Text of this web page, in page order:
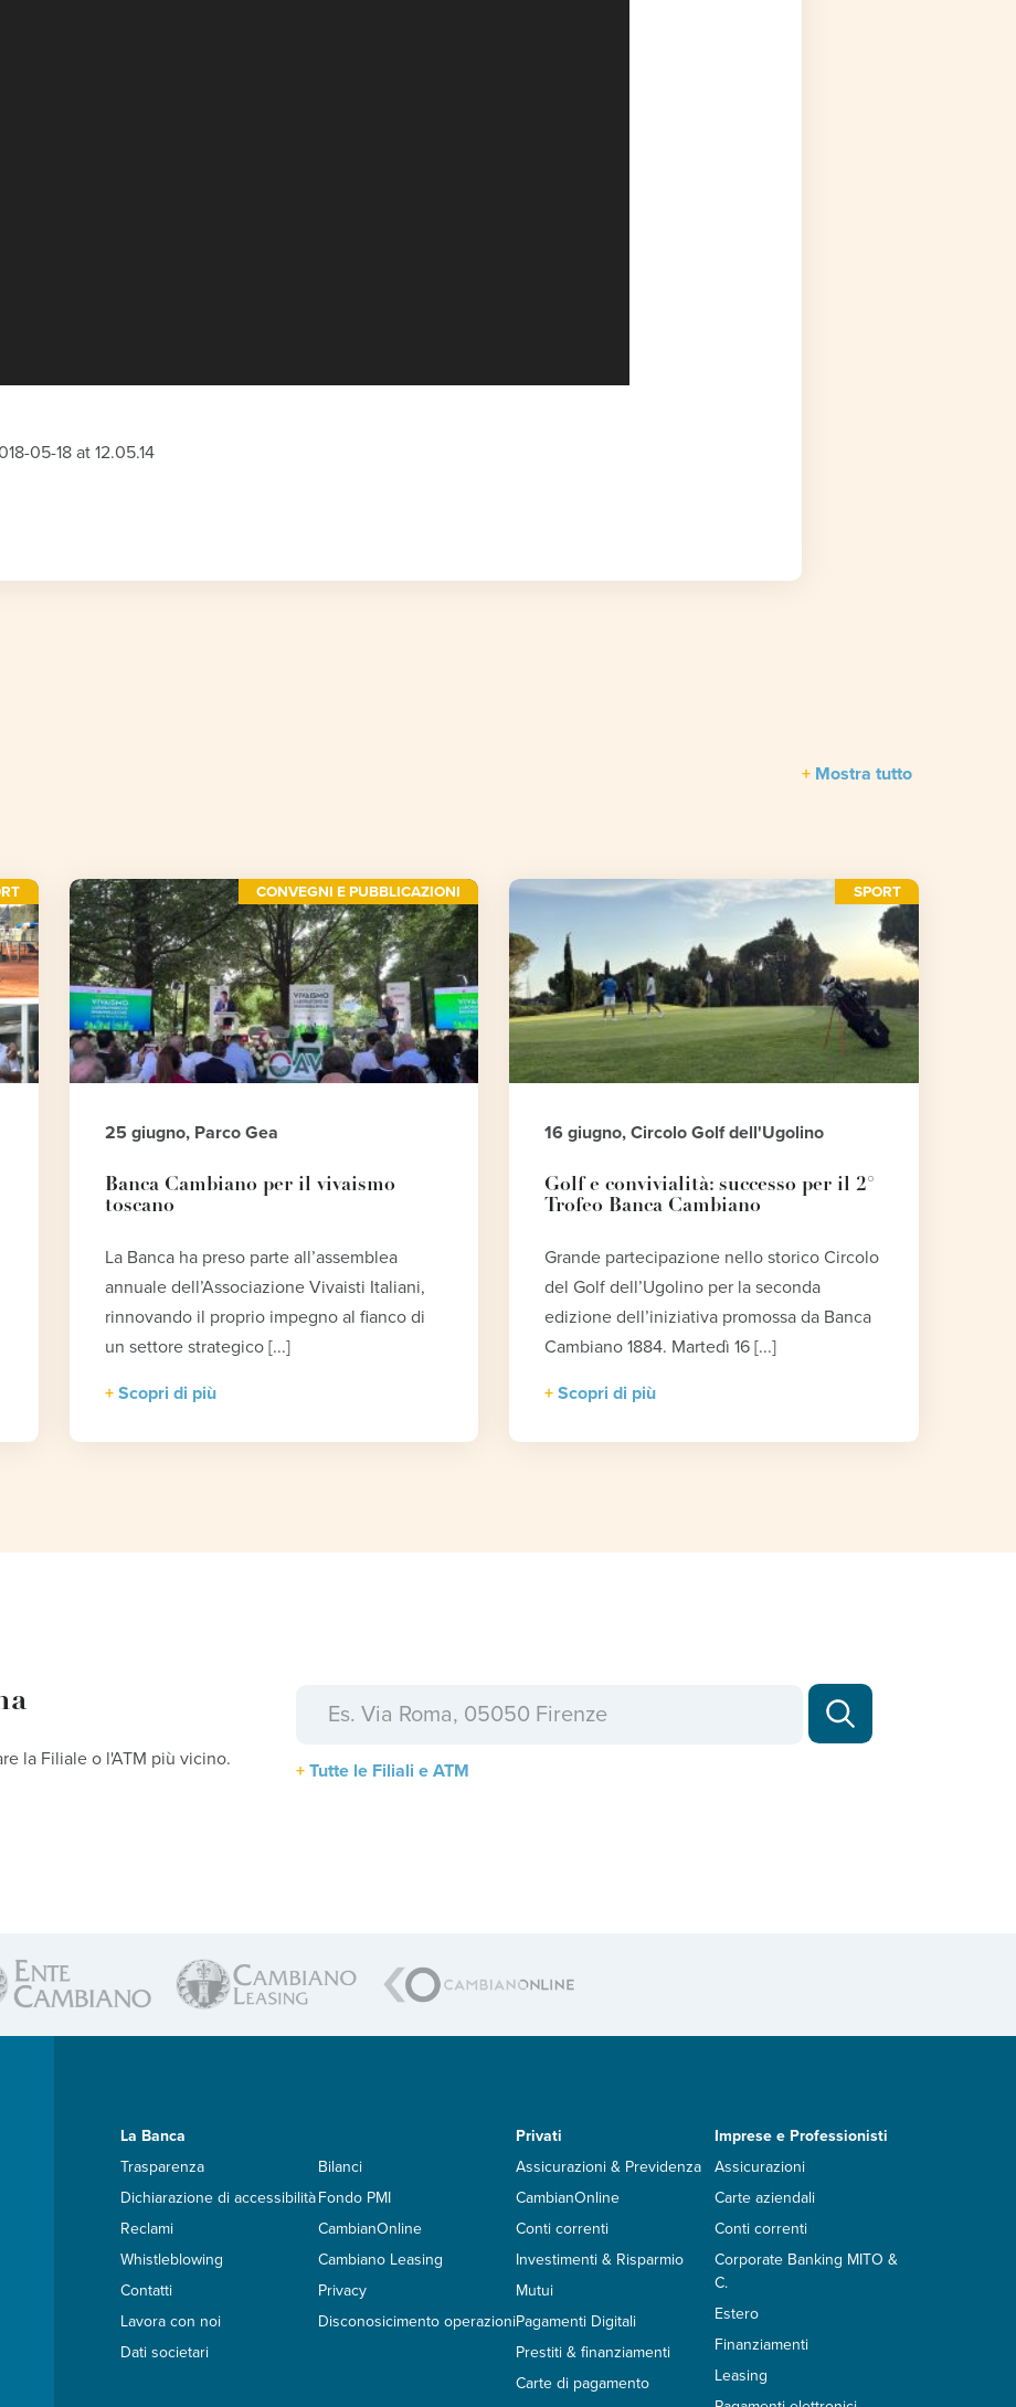
Mostra tutto
CONVEGNI E PUBBLICAZIONI
25 giugno, Parco Gea
Banca Cambiano per il vivaismo
toscano
La Banca ha preso parte all’assemblea
annuale dell’Associazione Vivaisti Italiani,
rinnovando il proprio impegno al fianco di
un settore strategico [...]
Scopri di più
SPORT
16 giugno, Circolo Golf dell'Ugolino
Golf e convivialità: successo per il 2°
Trofeo Banca Cambiano
Grande partecipazione nello storico Circolo
del Golf dell’Ugolino per la seconda
edizione dell’iniziativa promossa da Banca
Cambiano 1884. Martedì 16 [...]
Scopri di più
la Filiale o l'ATM più vicino.
Tutte le Filiali e ATM
La Banca
Trasparenza
Dichiarazione di accessibilità
Reclami
Whistleblowing
Contatti
Lavora con noi
Dati societari
Bilanci
Fondo PMI
CambianOnline
Cambiano Leasing
Privacy
Disconosicimento operazioni
Privati
Assicurazioni & Previdenza
CambianOnline
Conti correnti
Investimenti & Risparmio
Mutui
Pagamenti Digitali
Prestiti & finanziamenti
Carte di pagamento
Imprese e Professionisti
Assicurazioni
Carte aziendali
Conti correnti
Corporate Banking MITO &
C.
Estero
Finanziamenti
Leasing